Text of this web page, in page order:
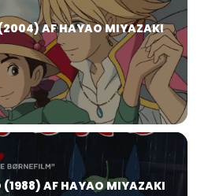
(2004) AF HAYAO MIYAZAKI
(1988) AF HAYAO MIYAZAKI